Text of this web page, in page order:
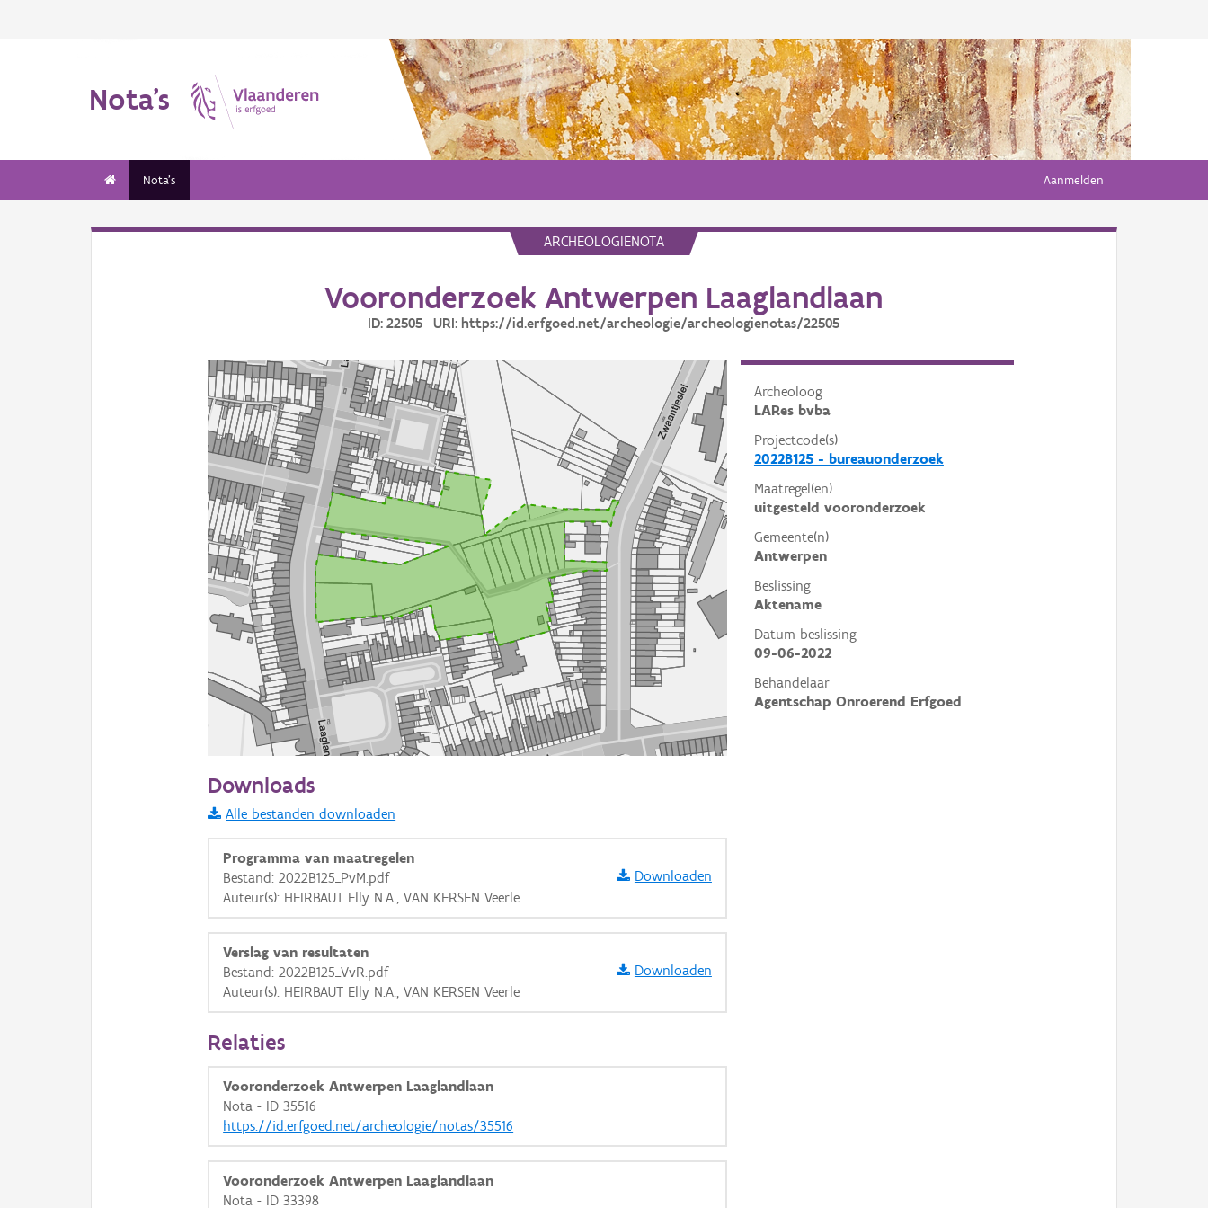
Nota's
Nota's Aanmelden
ARCHEOLOGIENOTA
Vooronderzoek Antwerpen Laaglandlaan
ID: 22505 URI: https://id.erfgoed.net/archeologie/archeologienotas/22505
Archeoloog
LARes bvba
Projectcode(s)
2022B125 - bureauonderzoek
Maatregel(en)
uitgesteld vooronderzoek
Gemeente(n)
Antwerpen
Beslissing
Aktename
Datum beslissing
09-06-2022
Behandelaar
Agentschap Onroerend Erfgoed
Informatie Vlaanderen
i
+ −
Basis Lagen
Ortho
GRB-Basiskaart
GRB-Basiskaart in grijswaarden
Downloads
Alle bestanden downloaden
Programma van maatregelen
Bestand: 2022B125_PvM.pdf
Auteur(s): HEIRBAUT Elly N.A., VAN KERSEN Veerle
Downloaden
Verslag van resultaten
Bestand: 2022B125_VvR.pdf
Auteur(s): HEIRBAUT Elly N.A., VAN KERSEN Veerle
Downloaden
Relaties
Vooronderzoek Antwerpen Laaglandlaan
Nota - ID 35516
https://id.erfgoed.net/archeologie/notas/35516
Vooronderzoek Antwerpen Laaglandlaan
Nota - ID 33398